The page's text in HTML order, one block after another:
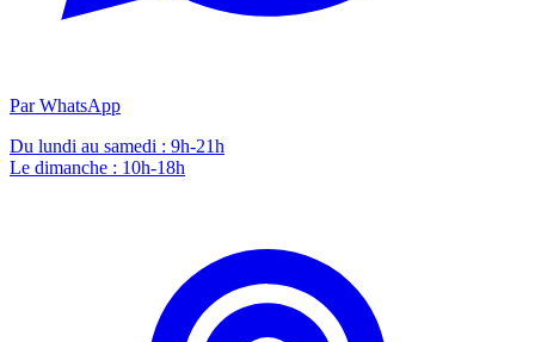
Par WhatsApp
Du lundi au samedi : 9h-21h
Le dimanche : 10h-18h